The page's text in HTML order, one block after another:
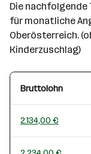
Die nachfolgende
für monatliche
Oberösterreich.
Kinderzuschlag)
Bruttolohn
2.134,00 €